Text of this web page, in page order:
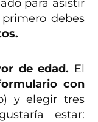
para asistir
debes
de edad. El
con
y elegir tres
estar: